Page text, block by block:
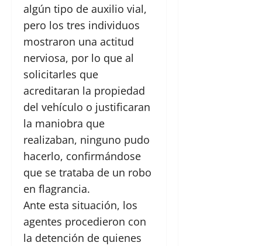
algún tipo de auxilio vial,
pero los tres individuos
mostraron una actitud
nerviosa, por lo que al
solicitarles que
acreditaran la propiedad
del vehículo o justificaran
la maniobra que
realizaban, ninguno pudo
hacerlo, confirmándose
que se trataba de un robo
en flagrancia.
Ante esta situación, los
agentes procedieron con
la detención de quienes